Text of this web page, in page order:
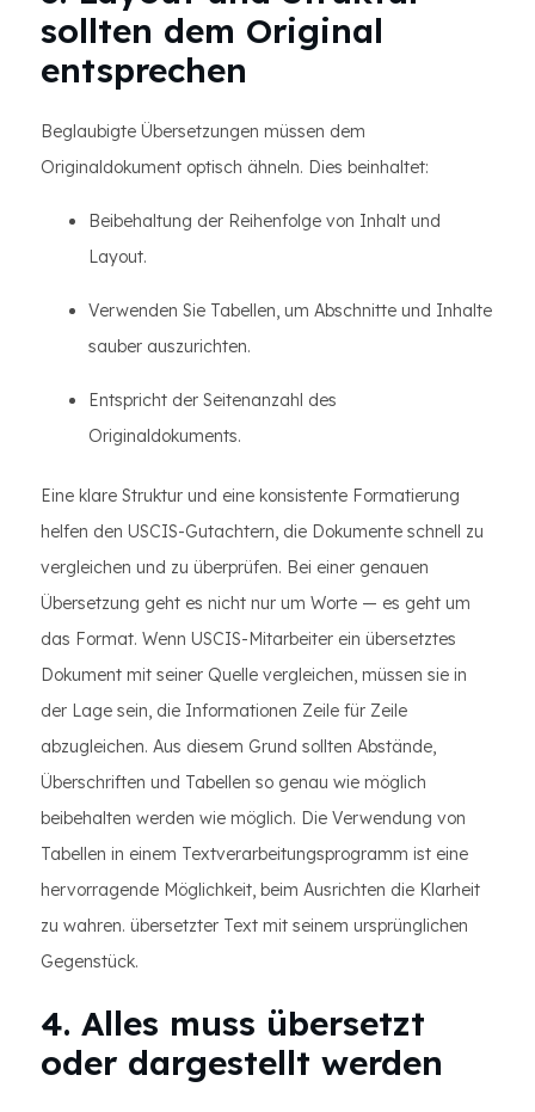
sollten dem Original
entsprechen
Beglaubigte Übersetzungen müssen dem
Originaldokument optisch ähneln. Dies beinhaltet:
Beibehaltung der Reihenfolge von Inhalt und
Layout.
Verwenden Sie Tabellen, um Abschnitte und Inhalte
sauber auszurichten.
Entspricht der Seitenanzahl des
Originaldokuments.
Eine klare Struktur und eine konsistente Formatierung
helfen den USCIS-Gutachtern, die Dokumente schnell zu
vergleichen und zu überprüfen. Bei einer genauen
Übersetzung geht es nicht nur um Worte — es geht um
das Format. Wenn USCIS-Mitarbeiter ein übersetztes
Dokument mit seiner Quelle vergleichen, müssen sie in
der Lage sein, die Informationen Zeile für Zeile
abzugleichen. Aus diesem Grund sollten Abstände,
Überschriften und Tabellen so genau wie möglich
beibehalten werden wie möglich. Die Verwendung von
Tabellen in einem Textverarbeitungsprogramm ist eine
hervorragende Möglichkeit, beim Ausrichten die Klarheit
zu wahren. übersetzter Text mit seinem ursprünglichen
Gegenstück.
4. Alles muss übersetzt
oder dargestellt werden